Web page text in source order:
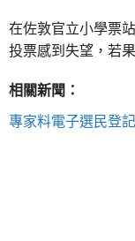
在佐敦官立小學票
投票感到失望，若
相關新聞：
專家料電子選民登